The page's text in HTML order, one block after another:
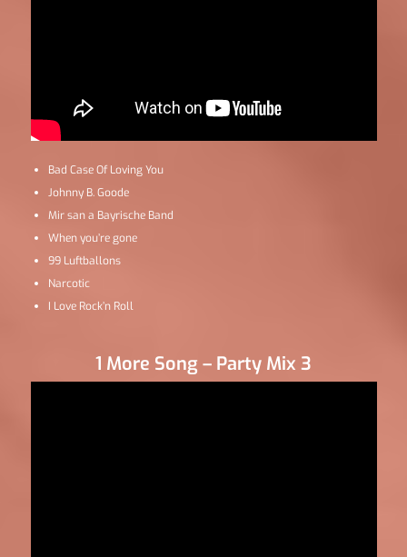
Bad Case Of Loving You
Johnny B. Goode
Mir san a Bayrische Band
When you’re gone
99 Luftballons
Narcotic
I Love Rock’n Roll
1 More Song – Party Mix 3